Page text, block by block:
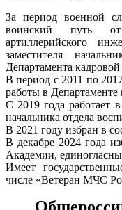
За период военной
воинский путь от
артиллерийского
заместителя
Департамента
В период с 2011 по
работы в
С 2019 года работает
начальника отдела
В 2021 году избран в
В декабре 2024 года
Академии,
Имеет
числе «Ветеран МЧС